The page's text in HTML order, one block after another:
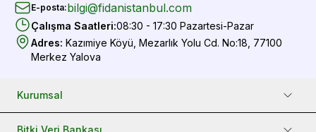
E-posta:bilgi@fidanistanbul.com
Çalışma Saatleri:08:30 - 17:30 Pazartesi-Pazar
Adres: Kazımiye Köyü, Mezarlık Yolu Cd. No:18, 77100
Merkez Yalova
Kurumsal
Bitki Veri Bankası